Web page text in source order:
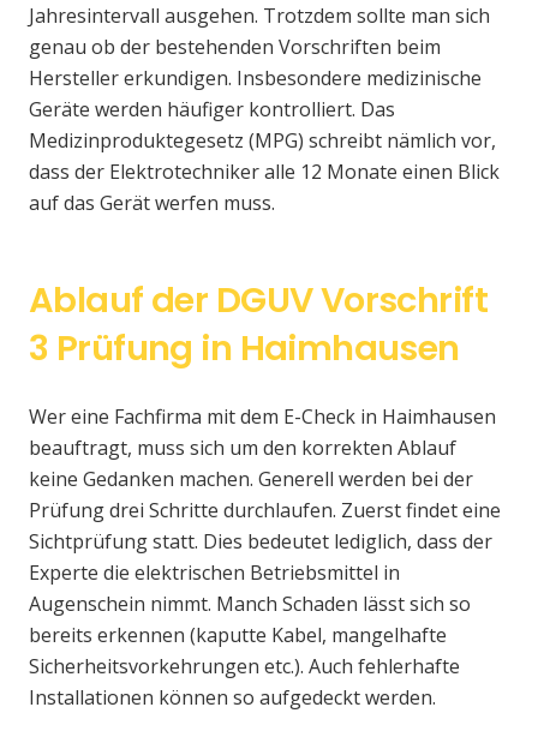
Jahresintervall ausgehen. Trotzdem sollte man sich
genau ob der bestehenden Vorschriften beim
Hersteller erkundigen. Insbesondere medizinische
Geräte werden häufiger kontrolliert. Das
Medizinproduktegesetz (MPG) schreibt nämlich vor,
dass der Elektrotechniker alle 12 Monate einen Blick
auf das Gerät werfen muss.
Ablauf der DGUV Vorschrift
3 Prüfung in Haimhausen
Wer eine Fachfirma mit dem E-Check in Haimhausen
beauftragt, muss sich um den korrekten Ablauf
keine Gedanken machen. Generell werden bei der
Prüfung drei Schritte durchlaufen. Zuerst findet eine
Sichtprüfung statt. Dies bedeutet lediglich, dass der
Experte die elektrischen Betriebsmittel in
Augenschein nimmt. Manch Schaden lässt sich so
bereits erkennen (kaputte Kabel, mangelhafte
Sicherheitsvorkehrungen etc.). Auch fehlerhafte
Installationen können so aufgedeckt werden.